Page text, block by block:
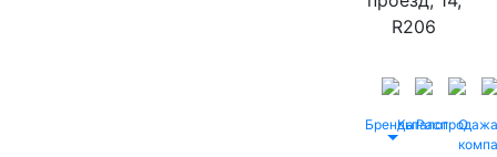
R206
БрендыКаталог
Распродажа
О